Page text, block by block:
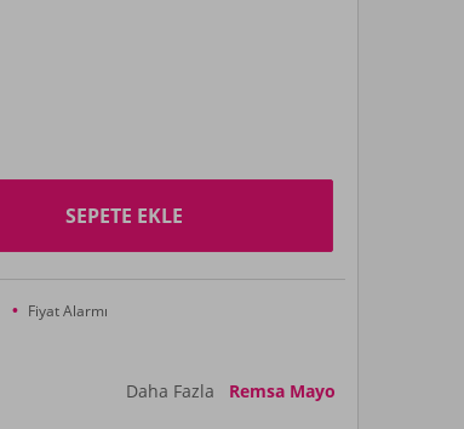
SEPETE EKLE
Fiyat Alarmı
Daha Fazla Remsa Mayo